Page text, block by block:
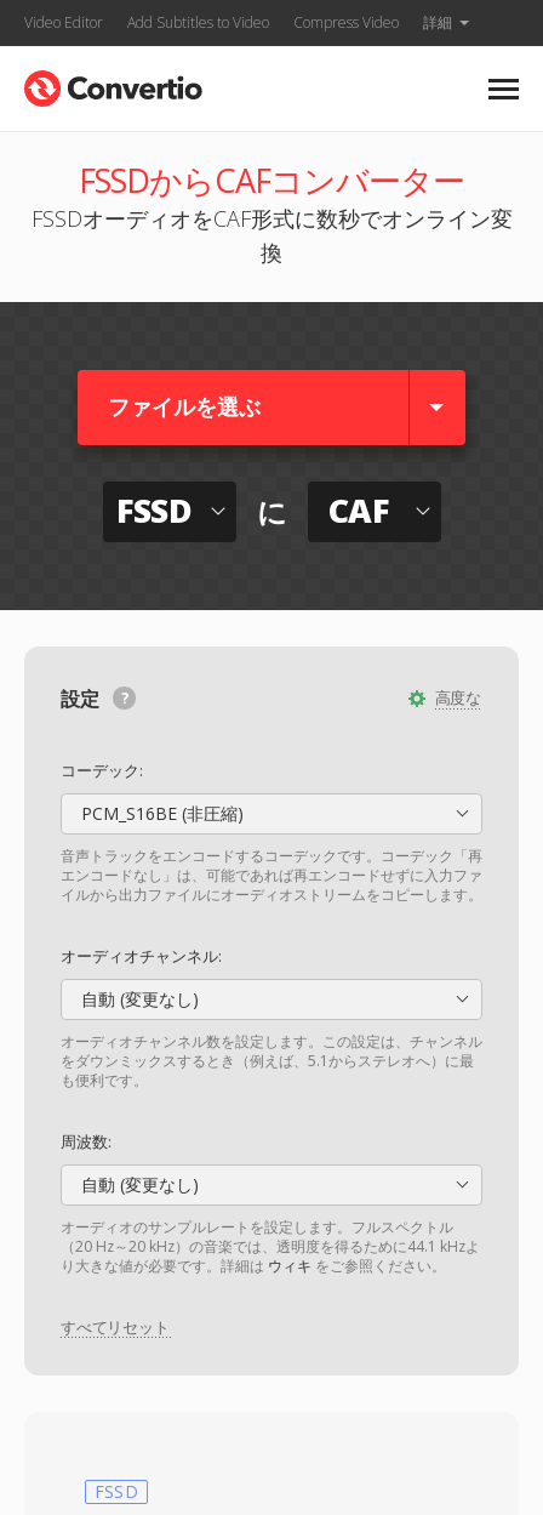
Video Editor Add Subtitles to Video Compress Video 詳細
FSSDからCAFコンバーター
FSSDオーディオをCAF形式に数秒でオンライン変
換
ファイルを選ぶ
FSSD に CAF
高度な
設定
コーデック:
PCM_S16BE (非圧縮)
音声トラックをエンコードするコーデックです。コーデック「再
エンコードなし」は、可能であれば再エンコードせずに入力ファ
イルから出力ファイルにオーディオストリームをコピーします。
オーディオチャンネル:
自動 (変更なし)
オーディオチャンネル数を設定します。この設定は、チャンネル
をダウンミックスするとき（例えば、5.1からステレオへ）に最
も便利です。
周波数:
自動 (変更なし)
オーディオのサンプルレートを設定します。フルスペクトル
（20 Hz～20 kHz）の音楽では、透明度を得るために44.1 kHzよ
り大きな値が必要です。詳細は ウィキ をご参照ください。
すべてリセット
FSSD